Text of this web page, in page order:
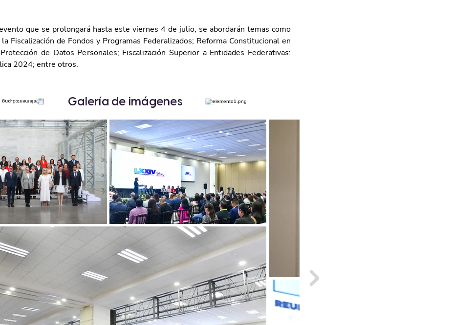
que se prolongará hasta este viernes 4 de julio, se abordarán temas como
Fiscalización de Fondos y Programas Federalizados; Reforma Constitucional en
de Datos Personales; Fiscalización Superior a Entidades Federativas:
2024; entre otros.
Galería de imágenes